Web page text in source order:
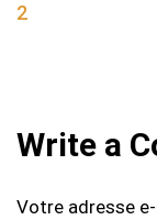
2
Write a
Votre adresse